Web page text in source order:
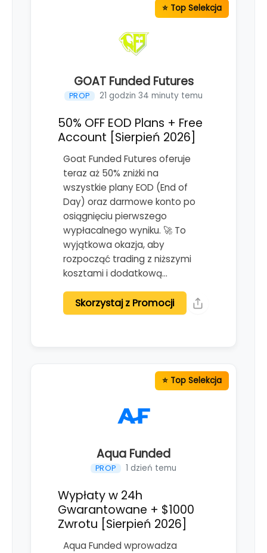
GOAT Funded Futures
PROP 21 godzin 34 minuty temu
50% OFF EOD Plans + Free
Account [Sierpień 2026]
Goat Funded Futures oferuje
teraz aż 50% zniżki na
wszystkie plany EOD (End of
Day) oraz darmowe konto po
osiągnięciu pierwszego
wypłacalnego wyniku. 🚀 To
wyjątkowa okazja, aby
rozpocząć trading z niższymi
kosztami i dodatkową…
Skorzystaj z Promocji
Aqua Funded
PROP 1 dzień temu
Wypłaty w 24h
Gwarantowane + $1000
Zwrotu [Sierpień 2026]
Aqua Funded wprowadza